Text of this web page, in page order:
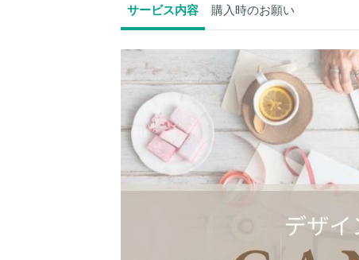
サービス内容 購入時のお願い